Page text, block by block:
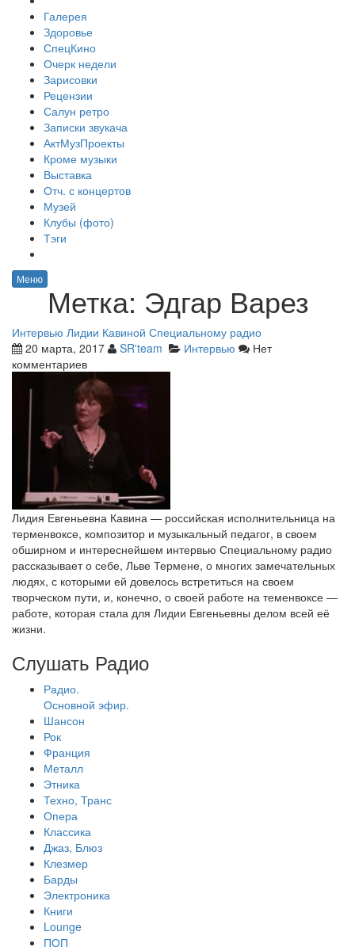
Галерея
Здоровье
СпецКино
Очерк недели
Зарисовки
Рецензии
Салун ретро
Записки звукача
АктМузПроекты
Кроме музыки
Выставка
Отч. с концертов
Музей
Клубы (фото)
Тэги
Меню
Метка: Эдгар Варез
Интервью Лидии Кавиной Специальному радио
20 марта, 2017
SR'team Интервью
Нет
комментариев
Лидия Евгеньевна Кавина — российская исполнительница на
терменвоксе, композитор и музыкальный педагог, в своем
обширном и интереснейшем интервью Специальному радио
рассказывает о себе, Льве Термене, о многих замечательных
людях, с которыми ей довелось встретиться на своем
творческом пути, и, конечно, о своей работе на теменвоксе —
работе, которая стала для Лидии Евгеньевны делом всей её
жизни.
Слушать Радио
Радио.
Основной эфир.
Шансон
Рок
Франция
Металл
Этника
Техно, Транс
Опера
Классика
Джаз, Блюз
Клезмер
Барды
Электроника
Книги
Lounge
ПОП